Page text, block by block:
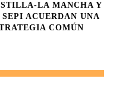
LA MANCHA Y
ACUERDAN UNA
COMÚN